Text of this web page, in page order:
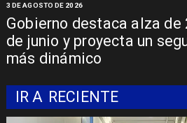
Gobierno destaca alza de
de junio y proyecta un
más dinámico
3 DE AGOSTO DE 2026
IR A RECIENTE